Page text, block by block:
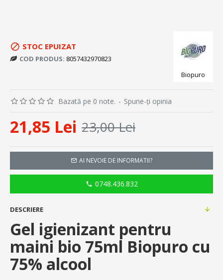
STOC EPUIZAT
COD PRODUS: 8057432970823
Biopuro
Bazată pe 0 note. - Spune-ţi opinia
21,85 Lei 23,00 Lei
AI NEVOIE DE INFORMATII?
0748.436.832
DESCRIERE
Gel igienizant pentru
maini bio 75ml Biopuro cu
75% alcool